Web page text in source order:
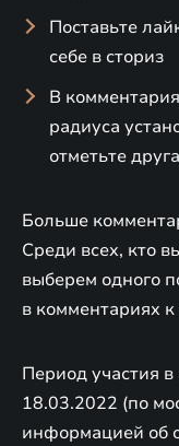
Поставьте
себе в сториз
В
радиуса
отметьте друга
Больше
Среди всех, кто
выберем одного
в комментариях к
Период участия
18.03.2022 (по
информацией об